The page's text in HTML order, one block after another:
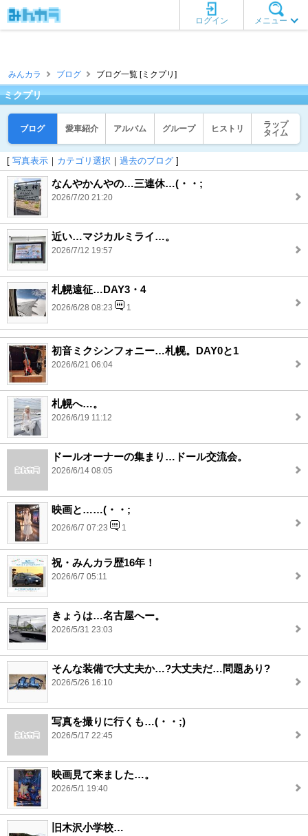
メニュー
ログイン
みんカラ ブログ ブログ一覧 [ミクプリ]
ミクプリ
ブログ 愛車紹介 アルバム グループ ヒストリ
ラップ
タイム
[ 写真表示 ｜ カテゴリ選択 ｜ 過去のブログ ]
なんやかんやの…三連休…(・・;
2026/7/20 21:20
近い…マジカルミライ…。
2026/7/12 19:57
札幌遠征…DAY3・4
2026/6/28 08:23 1
初音ミクシンフォニー…札幌。DAY0と1
2026/6/21 06:04
札幌へ…。
2026/6/19 11:12
ドールオーナーの集まり…ドール交流会。
2026/6/14 08:05
映画と……(・・;
2026/6/7 07:23 1
祝・みんカラ歴16年！
2026/6/7 05:11
きょうは…名古屋へー。
2026/5/31 23:03
そんな装備で大丈夫か…?大丈夫だ…問題あり?
2026/5/26 16:10
写真を撮りに行くも…(・・;)
2026/5/17 22:45
映画見て来ました…。
2026/5/1 19:40
旧木沢小学校…